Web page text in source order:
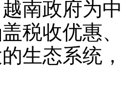
南政府为
税收优惠
生态系统